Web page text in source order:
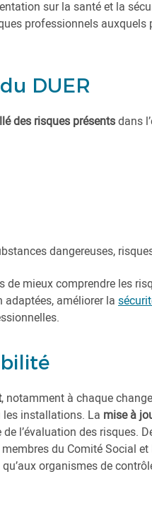
sur la santé et la
professionnels auxquels
DUER
des risques présentsdans
dangereuses,
de mieux comprendre les
adaptées, améliorer la
, notamment à chaque
les installations. La mise à
l’évaluation des risques.
du Comité Social
organismes de